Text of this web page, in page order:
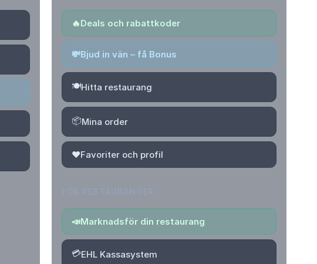
🔥Deals och rabattkoder
💸Bjud in vän – få Bonus
🍽️Hitta restaurang
📦Mina order
❤️Favoriter och profil
📣Marknadsför din restaurang
💳EHL Kassasystem